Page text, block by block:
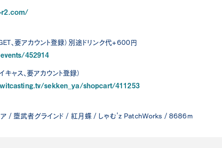
、要アカウント登録）別途ドリンク代+600円
452914
ャス、要アカウント登録）
sekken_ya/shopcart/411253
メア / 堕武者グラインド / 紅月蝶 / しゃむ’z PatchWorks / 8686m